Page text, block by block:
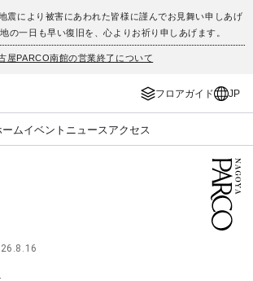
震により被害にあわれた皆様に謹んでお見舞い申しあげ
の一日も早い復旧を、心よりお祈り申しあげます。
屋PARCO南館の営業終了について
フロアガイド JP
ームイベント ニュース アクセス
プアップ